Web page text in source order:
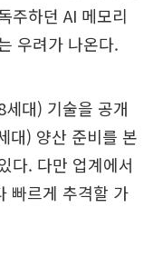
주하던 AI 메모리
우려가 나온다.
대) 기술을 공개
대) 양산 준비를 본
다. 다만 업계에서
빠르게 추격할 가